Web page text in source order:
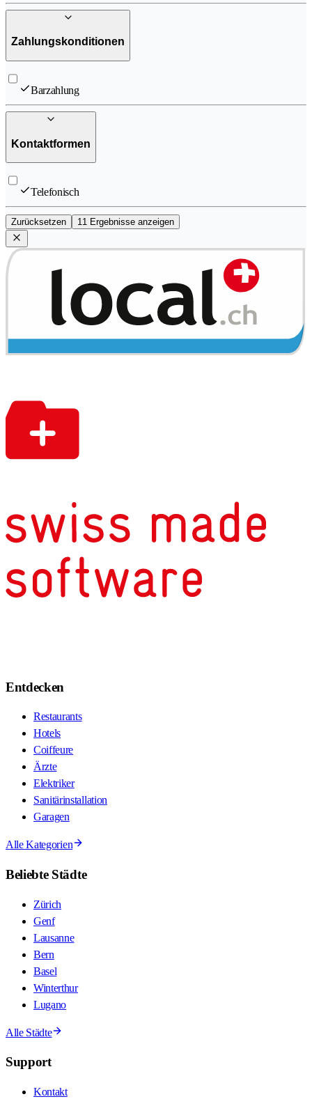
Zahlungskonditionen
Barzahlung
Kontaktformen
Telefonisch
Zurücksetzen 11 Ergebnisse anzeigen
Entdecken
Restaurants
Hotels
Coiffeure
Ärzte
Elektriker
Sanitärinstallation
Garagen
Alle Kategorien
Beliebte Städte
Zürich
Genf
Lausanne
Bern
Basel
Winterthur
Lugano
Alle Städte
Support
Kontakt